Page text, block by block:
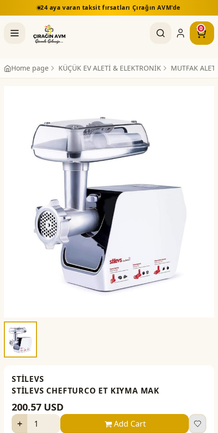
24 aya varan taksit fırsatları Çırağın AVM'de
0
Home page KÜÇÜK EV ALETİ & ELEKTRONİK MUTFAK
STİLEVS
STİLEVS CHEFTURCO ET KIYMA MAK
200.57 USD
Add Cart